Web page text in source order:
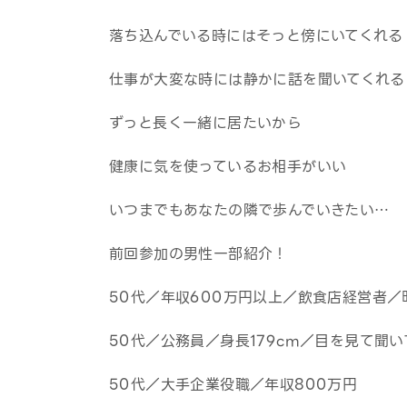
落ち込んでいる時にはそっと傍にいてくれる
仕事が大変な時には静かに話を聞いてくれる
ずっと長く一緒に居たいから
健康に気を使っているお相手がいい
いつまでもあなたの隣で歩んでいきたい…
前回参加の男性一部紹介！
50代／年収600万円以上／飲食店経営者／
50代／公務員／身長179cm／目を見て聞
50代／大手企業役職／年収800万円